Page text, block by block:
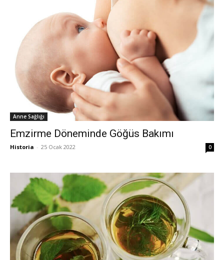
Anne Sağlığı
Emzirme Döneminde Göğüs Bakımı
Historia - 25 Ocak 2022 0